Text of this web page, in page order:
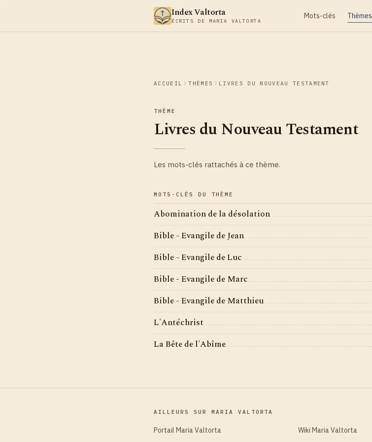
Index Valtorta
ÉCRITS DE MARIA VALTORTA
Mots-clés Thèmes
ACCUEIL THÈMES LIVRES DU NOUVEAU TESTAMENT
THÈME
Livres du Nouveau Testament
Les mots-clés rattachés à ce thème.
MOTS-CLÉS DU THÈME
Abomination de la désolation
Bible - Evangile de Jean
Bible - Evangile de Luc
Bible - Evangile de Marc
Bible - Evangile de Matthieu
L'Antéchrist
La Bête de l'Abîme
AILLEURS SUR MARIA VALTORTA
Portail Maria Valtorta
Wiki Maria Valtorta